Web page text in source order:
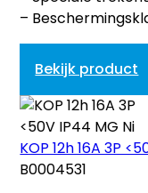
–
Bekijk product
KOP 12h 16A 3P
B0004531